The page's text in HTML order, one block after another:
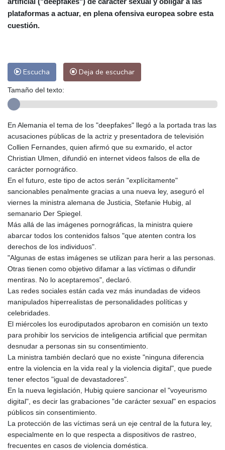
Las Palmas de Gran Canaria
24 °C
Ibiza
Panama City
25 °C
plataformas a actuar, en plena ofensiva europea sobre esta
cuestión.
Escucha Deja de escuchar
Tamaño del texto:
En Alemania el tema de los "deepfakes" llegó a la portada tras las
acusaciones públicas de la actriz y presentadora de televisión
Collien Fernandes, quien afirmó que su exmarido, el actor
Christian Ulmen, difundió en internet videos falsos de ella de
carácter pornográfico.
En el futuro, este tipo de actos serán "explícitamente"
sancionables penalmente gracias a una nueva ley, aseguró el
viernes la ministra alemana de Justicia, Stefanie Hubig, al
semanario Der Spiegel.
Más allá de las imágenes pornográficas, la ministra quiere
abarcar todos los contenidos falsos "que atenten contra los
derechos de los individuos".
"Algunas de estas imágenes se utilizan para herir a las personas.
Otras tienen como objetivo difamar a las víctimas o difundir
mentiras. No lo aceptaremos", declaró.
Las redes sociales están cada vez más inundadas de videos
manipulados hiperrealistas de personalidades políticas y
celebridades.
El miércoles los eurodiputados aprobaron en comisión un texto
para prohibir los servicios de inteligencia artificial que permitan
desnudar a personas sin su consentimiento.
La ministra también declaró que no existe "ninguna diferencia
entre la violencia en la vida real y la violencia digital", que puede
tener efectos "igual de devastadores".
En la nueva legislación, Hubig quiere sancionar el "voyeurismo
digital", es decir las grabaciones "de carácter sexual" en espacios
públicos sin consentimiento.
La protección de las víctimas será un eje central de la futura ley,
especialmente en lo que respecta a dispositivos de rastreo,
frecuentes en casos de violencia doméstica.